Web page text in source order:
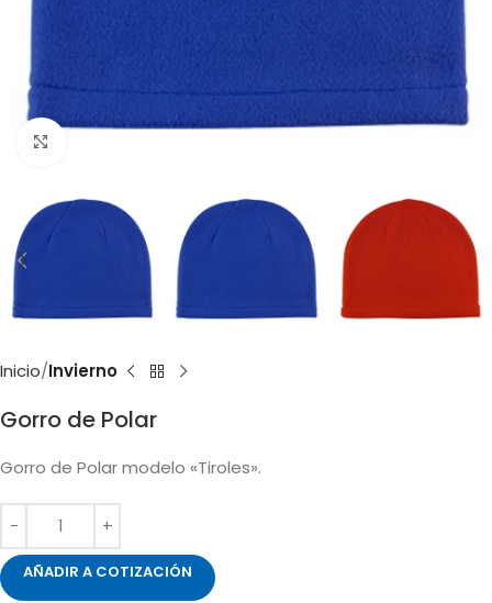
Inicio Invierno
Gorro de Polar
Gorro de Polar modelo «Tiroles».
AÑADIR A COTIZACIÓN